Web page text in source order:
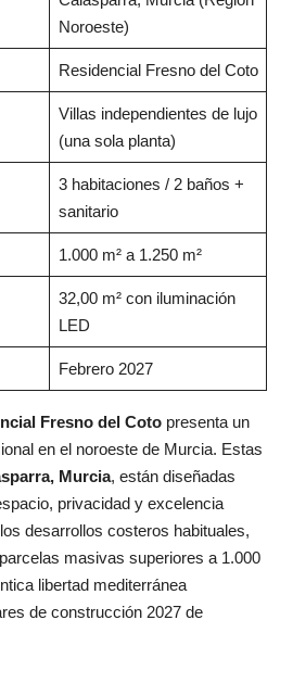
Noroeste)
Residencial Fresno del Coto
Villas independientes de lujo
(una sola planta)
3 habitaciones / 2 baños +
sanitario
1.000 m² a 1.250 m²
32,00 m² con iluminación
LED
Febrero 2027
Fresno del Coto presenta un
en el noroeste de Murcia. Estas
Murcia, están diseñadas
privacidad y excelencia
desarrollos costeros habituales,
masivas superiores a 1.000
libertad mediterránea
de construcción 2027 de